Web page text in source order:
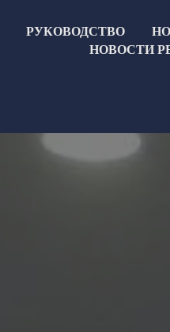
РУКОВОДСТВО
НОВОСТИ